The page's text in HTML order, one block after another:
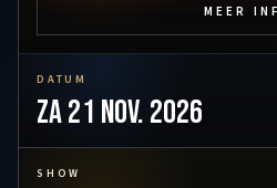
MEER
DATUM
za 21 nov. 2026
SHOW